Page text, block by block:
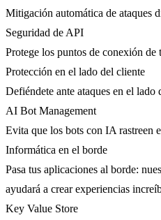
Mitigación automática de ataques
Seguridad de API
Protege los puntos de conexión de
Protección en el lado del cliente
Defiéndete ante ataques en el lado
AI Bot Management
Evita que los bots con IA rastreen
Informática en el borde
Pasa tus aplicaciones al borde:
ayudará a crear experiencias
Key Value Store